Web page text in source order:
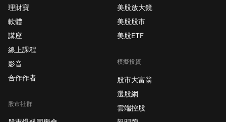
理財寶
軟體
講座
線上課程
影音
合作作者
股市社群
美股放大鏡
美股股市
美股ETF
模擬投資
股市大富翁
選股網
雲端控股